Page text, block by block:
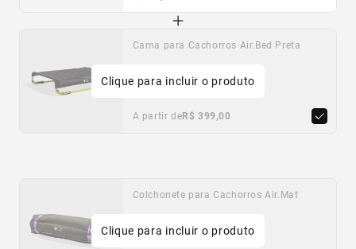
Cama para Cachorros Air.Bed Preta
P M G
A partir deR$ 399,00
Clique para incluir o produto
Colchonete para Cachorros Air.Mat
P M G
Clique para incluir o produto